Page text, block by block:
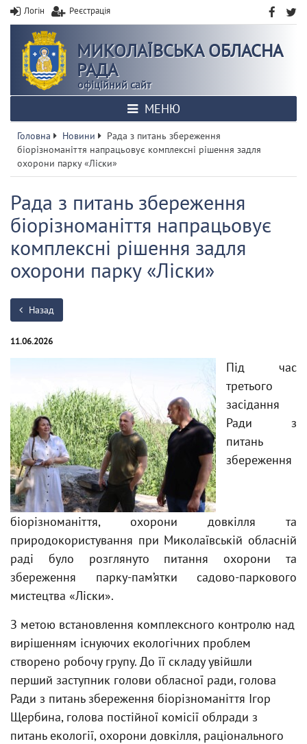
Логін Реєстрація
МИКОЛАЇВСЬКА ОБЛАСНА
РАДА
офіційний сайт
МЕНЮ
Головна Новини
Рада з питань збереження
біорізноманіття напрацьовує комплексні рішення задля
охорони парку «Ліски»
Рада з питань збереження
біорізноманіття напрацьовує
комплексні рішення задля
охорони парку «Ліски»
Назад
11.06.2026
Під час
третього
засідання
Ради з
питань
збереження
біорізноманіття, охорони довкілля та
природокористування при Миколаївській обласній
раді було розглянуто питання охорони та
збереження парку-пам’ятки садово-паркового
мистецтва «Ліски».
З метою встановлення комплексного контролю над
вирішенням існуючих екологічних проблем
створено робочу групу. До її складу увійшли
перший заступник голови обласної ради, голова
Ради з питань збереження біорізноманіття Ігор
Щербина, голова постійної комісії облради з
питань екології, охорони довкілля, раціонального